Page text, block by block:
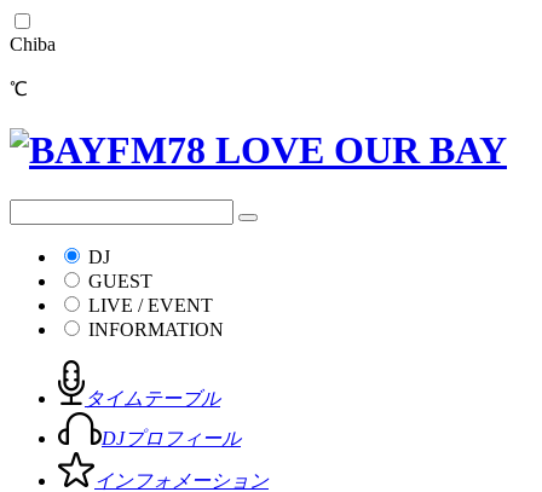
Chiba
℃
DJ
GUEST
LIVE / EVENT
INFORMATION
タイムテーブル
DJプロフィール
インフォメーション